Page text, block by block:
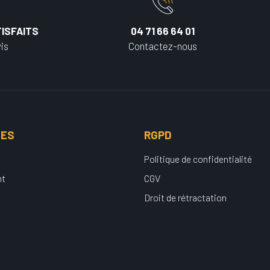
04 71 66 64 01
Contactez-nous
RGPD
Politique de confidentialité
CGV
Droit de rétractation